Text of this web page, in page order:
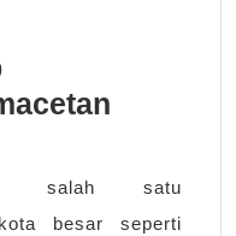
salah satu
besar seperti